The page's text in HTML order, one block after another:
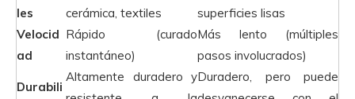
les
cerámica, textiles
superficies lisas
Velocid
ad
Rápido (curado
instantáneo)
Más lento (múltiples
pasos involucrados)
Durabili
Altamente duradero yDuradero, pero puede